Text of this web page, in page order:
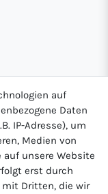
auf
Daten
IP-Adresse), um
Medien von
unsere Website
erst durch
mit Dritten, die wir